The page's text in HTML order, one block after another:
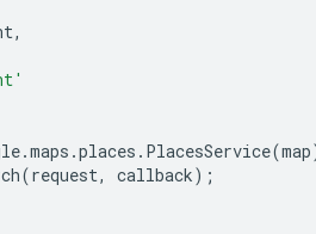
,
.maps .places . PlacesService(map
(request, callback);